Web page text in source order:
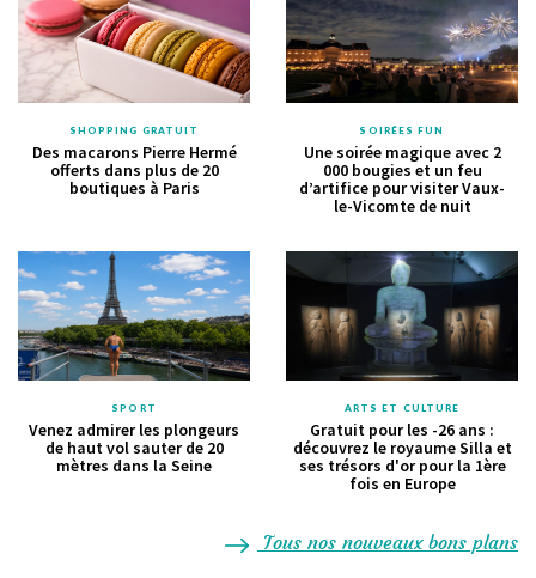
SHOPPING GRATUIT
Des macarons Pierre Hermé
offerts dans plus de 20
boutiques à Paris
SOIRÉES FUN
Une soirée magique avec 2
000 bougies et un feu
d’artifice pour visiter Vaux-
le-Vicomte de nuit
SPORT
Venez admirer les plongeurs
de haut vol sauter de 20
mètres dans la Seine
ARTS ET CULTURE
Gratuit pour les -26 ans :
découvrez le royaume Silla et
ses trésors d'or pour la 1ère
fois en Europe
Tous nos nouveaux bons plans